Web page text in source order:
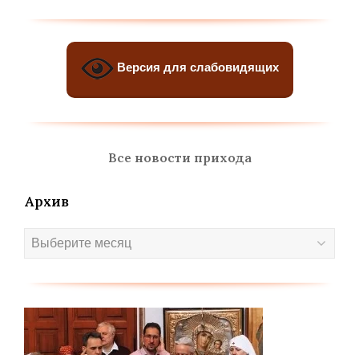
Версия для слабовидящих
Все новости прихода
Архив
Архив